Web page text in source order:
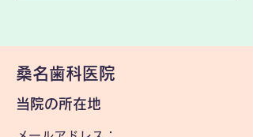
​桑名歯科医院
当院の所在地